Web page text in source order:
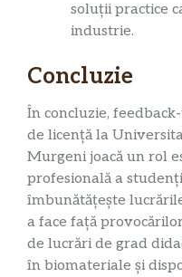
soluții practice
industrie.
Concluzie
În concluzie,
de licență la
Murgeni joacă un rol
profesională a
îmbunătățește
a face față
de lucrări de grad
în biomateriale și